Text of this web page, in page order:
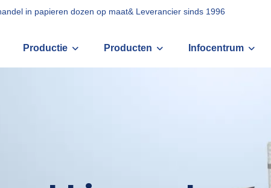
in papieren dozen op maat& Leverancier sinds 1996
Productie Producten Infocentrum